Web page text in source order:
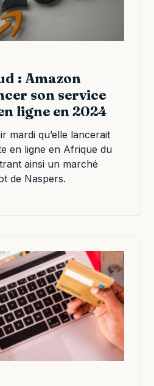
: Amazon
son service
ligne en 2024
mardi qu’elle lancerait
en ligne en Afrique du
ainsi un marché
de Naspers.